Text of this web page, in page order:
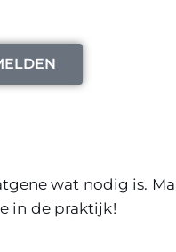
wat nodig is.
in de praktijk!